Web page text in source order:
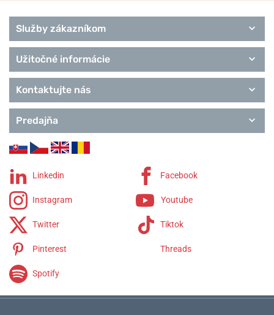
Služby zákazníkom
Užitočné informácie
Kontaktujte nás
Predajňa
Linkedin Facebook
Instagram Youtube
Twitter Tiktok
Pinterest Threads
Spotify